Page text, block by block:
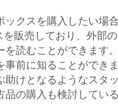
クスを購入したい場
販売しており、外部
読むことができま
前に知ることがで
けとなるようなスタ
品の購入も検討してい